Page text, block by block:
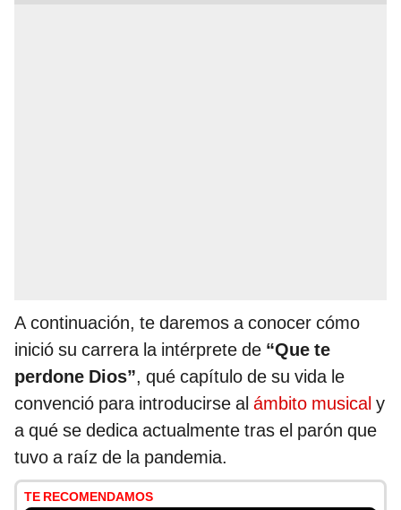
A continuación, te daremos a conocer cómo
inició su carrera la intérprete de “Que te
perdone Dios”, qué capítulo de su vida le
convenció para introducirse al ámbito musical y
a qué se dedica actualmente tras el parón que
tuvo a raíz de la pandemia.
TE RECOMENDAMOS